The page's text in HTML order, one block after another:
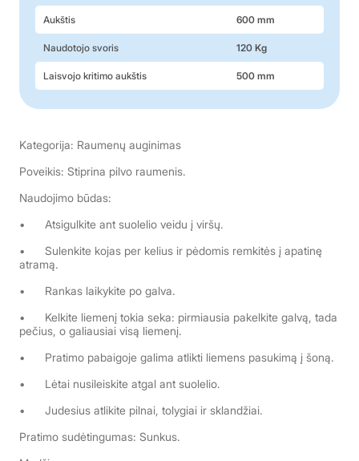
Aukštis 600 mm
Naudotojo svoris 120 Kg
Laisvojo kritimo aukštis 500 mm
Kategorija: Raumenų auginimas
Poveikis: Stiprina pilvo raumenis.
Naudojimo būdas:
•
Atsigulkite ant suolelio veidu į viršų.
•
Sulenkite kojas per kelius ir pėdomis remkitės į apatinę
atramą.
•
Rankas laikykite po galva.
•
Kelkite liemenį tokia seka: pirmiausia pakelkite galvą, tada
pečius, o galiausiai visą liemenį.
•
Pratimo pabaigoje galima atlikti liemens pasukimą į šoną.
•
Lėtai nusileiskite atgal ant suolelio.
•
Judesius atlikite pilnai, tolygiai ir sklandžiai.
Pratimo sudėtingumas: Sunkus.